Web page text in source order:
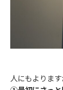
人にもよります